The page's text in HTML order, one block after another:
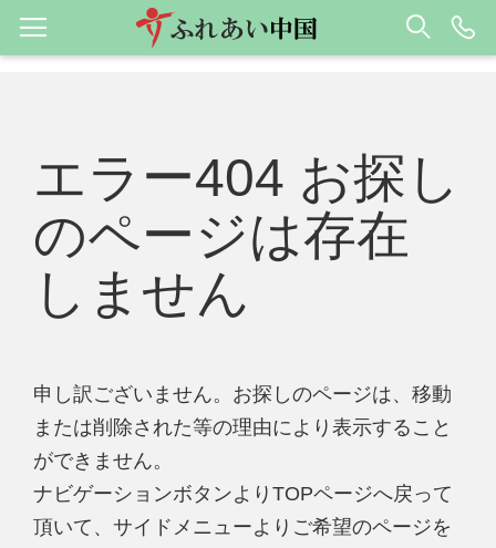
エラー404 お探し
のページは存在
しません
申し訳ございません。お探しのページは、移動
または削除された等の理由により表示すること
ができません。
ナビゲーションボタンよりTOPページへ戻って
頂いて、サイドメニューよりご希望のページを